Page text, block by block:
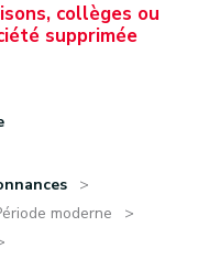
collèges ou
supprimée
moderne